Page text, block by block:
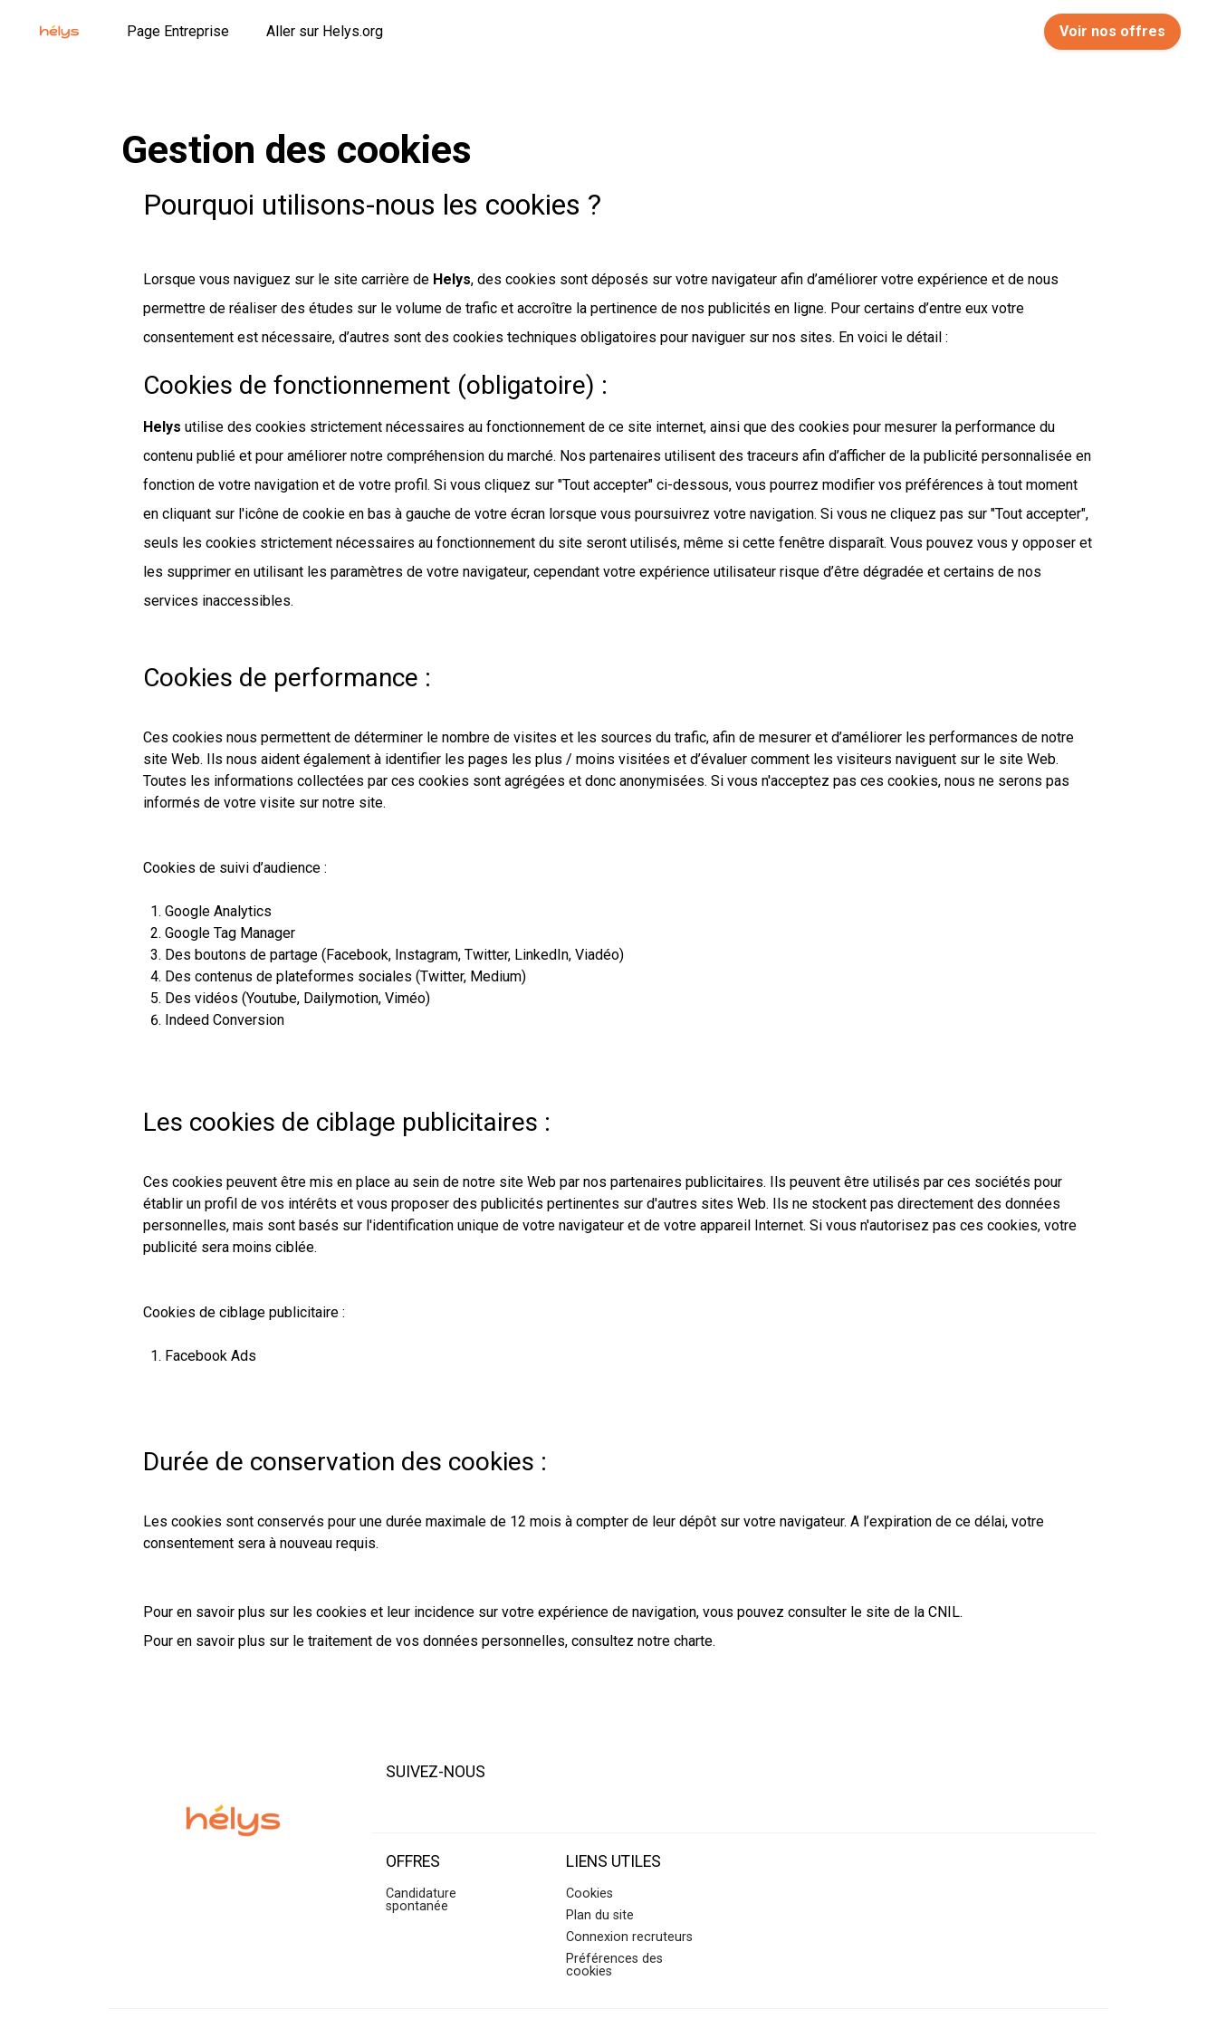
Page Entreprise Aller sur Helys.org Voir nos offres
Gestion des cookies
Pourquoi utilisons-nous les cookies ?
Lorsque vous naviguez sur le site carrière de Helys, des cookies sont déposés sur votre navigateur afin d’améliorer votre expérience et de nous
permettre de réaliser des études sur le volume de trafic et accroître la pertinence de nos publicités en ligne. Pour certains d’entre eux votre
consentement est nécessaire, d’autres sont des cookies techniques obligatoires pour naviguer sur nos sites. En voici le détail :
Cookies de fonctionnement (obligatoire) :
Helys utilise des cookies strictement nécessaires au fonctionnement de ce site internet, ainsi que des cookies pour mesurer la performance du
contenu publié et pour améliorer notre compréhension du marché. Nos partenaires utilisent des traceurs afin d’afficher de la publicité personnalisée en
fonction de votre navigation et de votre profil. Si vous cliquez sur "Tout accepter" ci-dessous, vous pourrez modifier vos préférences à tout moment
en cliquant sur l'icône de cookie en bas à gauche de votre écran lorsque vous poursuivrez votre navigation. Si vous ne cliquez pas sur "Tout accepter",
seuls les cookies strictement nécessaires au fonctionnement du site seront utilisés, même si cette fenêtre disparaît. Vous pouvez vous y opposer et
les supprimer en utilisant les paramètres de votre navigateur, cependant votre expérience utilisateur risque d’être dégradée et certains de nos
services inaccessibles.
Cookies de performance :
Ces cookies nous permettent de déterminer le nombre de visites et les sources du trafic, afin de mesurer et d’améliorer les performances de notre
site Web. Ils nous aident également à identifier les pages les plus / moins visitées et d’évaluer comment les visiteurs naviguent sur le site Web.
Toutes les informations collectées par ces cookies sont agrégées et donc anonymisées. Si vous n'acceptez pas ces cookies, nous ne serons pas
informés de votre visite sur notre site.
Cookies de suivi d’audience :
Google Analytics
Google Tag Manager
Des boutons de partage (Facebook, Instagram, Twitter, LinkedIn, Viadéo)
Des contenus de plateformes sociales (Twitter, Medium)
Des vidéos (Youtube, Dailymotion, Viméo)
Indeed Conversion
Les cookies de ciblage publicitaires :
Ces cookies peuvent être mis en place au sein de notre site Web par nos partenaires publicitaires. Ils peuvent être utilisés par ces sociétés pour
établir un profil de vos intérêts et vous proposer des publicités pertinentes sur d'autres sites Web. Ils ne stockent pas directement des données
personnelles, mais sont basés sur l'identification unique de votre navigateur et de votre appareil Internet. Si vous n'autorisez pas ces cookies, votre
publicité sera moins ciblée.
Cookies de ciblage publicitaire :
Facebook Ads
Durée de conservation des cookies :
Les cookies sont conservés pour une durée maximale de 12 mois à compter de leur dépôt sur votre navigateur. A l’expiration de ce délai, votre
consentement sera à nouveau requis.
Pour en savoir plus sur les cookies et leur incidence sur votre expérience de navigation, vous pouvez consulter le site de la CNIL.
Pour en savoir plus sur le traitement de vos données personnelles, consultez notre charte.
SUIVEZ-NOUS
OFFRES
Candidature
spontanée
LIENS UTILES
Cookies
Plan du site
Connexion recruteurs
Préférences des
cookies